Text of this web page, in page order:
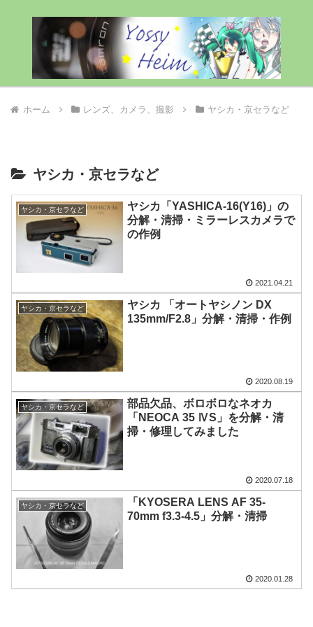
ホーム レンズ、カメラ、撮影 ヤシカ・京セラなど
ヤシカ・京セラなど
ヤシカ・京セラなど
ヤシカ「YASHICA-16(Y16)」の
分解・清掃・ミラーレスカメラで
の作例
2021.04.21
ヤシカ・京セラなど
ヤシカ 「オートヤシノン DX
135mm/F2.8」分解・清掃・作例
2020.08.19
ヤシカ・京セラなど
部品欠品、ボロボロなネオカ
「NEOCA 35 ⅣS」を分解・清
掃・修理してみました
2020.07.18
ヤシカ・京セラなど
「KYOSERA LENS AF 35-
70mm f3.3-4.5」分解・清掃
2020.01.28